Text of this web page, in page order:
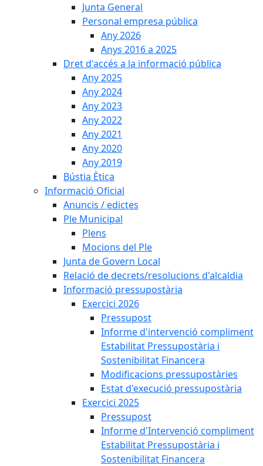
Junta General
Personal empresa pública
Any 2026
Anys 2016 a 2025
Dret d'accés a la informació pública
Any 2025
Any 2024
Any 2023
Any 2022
Any 2021
Any 2020
Any 2019
Bústia Ètica
Informació Oficial
Anuncis / edictes
Ple Municipal
Plens
Mocions del Ple
Junta de Govern Local
Relació de decrets/resolucions d'alcaldia
Informació pressupostària
Exercici 2026
Pressupost
Informe d'intervenció compliment
Estabilitat Pressupostària i
Sostenibilitat Financera
Modificacions pressupostàries
Estat d'execució pressupostària
Exercici 2025
Pressupost
Informe d'Intervenció compliment
Estabilitat Pressupostària i
Sostenibilitat Financera